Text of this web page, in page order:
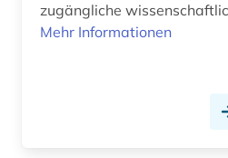
zugängliche
Mehr Informationen